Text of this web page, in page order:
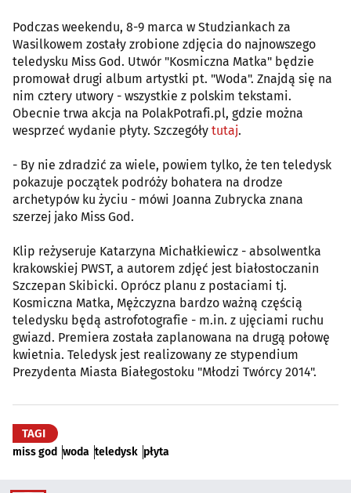
Podczas weekendu, 8-9 marca w Studziankach za
Wasilkowem zostały zrobione zdjęcia do najnowszego
teledysku Miss God. Utwór "Kosmiczna Matka" będzie
promował drugi album artystki pt. "Woda". Znajdą się na
nim cztery utwory - wszystkie z polskim tekstami.
Obecnie trwa akcja na PolakPotrafi.pl, gdzie można
wesprzeć wydanie płyty. Szczegóły tutaj.
- By nie zdradzić za wiele, powiem tylko, że ten teledysk
pokazuje początek podróży bohatera na drodze
archetypów ku życiu - mówi Joanna Zubrycka znana
szerzej jako Miss God.
Klip reżyseruje Katarzyna Michałkiewicz - absolwentka
krakowskiej PWST, a autorem zdjęć jest białostoczanin
Szczepan Skibicki. Oprócz planu z postaciami tj.
Kosmiczna Matka, Mężczyzna bardzo ważną częścią
teledysku będą astrofotografie - m.in. z ujęciami ruchu
gwiazd. Premiera została zaplanowana na drugą połowę
kwietnia. Teledysk jest realizowany ze stypendium
Prezydenta Miasta Białegostoku "Młodzi Twórcy 2014".
TAGI
miss god woda teledysk płyta